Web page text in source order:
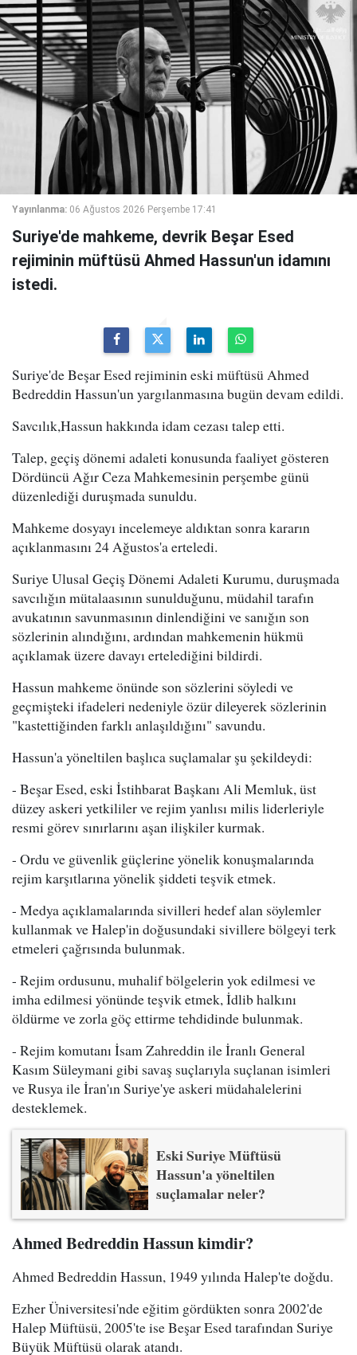
Yayınlanma: 06 Ağustos 2026 Perşembe 17:41
Suriye'de mahkeme, devrik Beşar Esed
rejiminin müftüsü Ahmed Hassun'un idamını
istedi.
Suriye'de Beşar Esed rejiminin eski müftüsü Ahmed
Bedreddin Hassun'un yargılanmasına bugün devam edildi.
Savcılık,Hassun hakkında idam cezası talep etti.
Talep, geçiş dönemi adaleti konusunda faaliyet gösteren
Dördüncü Ağır Ceza Mahkemesinin perşembe günü
düzenlediği duruşmada sunuldu.
Mahkeme dosyayı incelemeye aldıktan sonra kararın
açıklanmasını 24 Ağustos'a erteledi.
Suriye Ulusal Geçiş Dönemi Adaleti Kurumu, duruşmada
savcılığın mütalaasının sunulduğunu, müdahil tarafın
avukatının savunmasının dinlendiğini ve sanığın son
sözlerinin alındığını, ardından mahkemenin hükmü
açıklamak üzere davayı ertelediğini bildirdi.
Hassun mahkeme önünde son sözlerini söyledi ve
geçmişteki ifadeleri nedeniyle özür dileyerek sözlerinin
"kastettiğinden farklı anlaşıldığını" savundu.
Hassun'a yöneltilen başlıca suçlamalar şu şekildeydi:
- Beşar Esed, eski İstihbarat Başkanı Ali Memluk, üst
düzey askeri yetkililer ve rejim yanlısı milis liderleriyle
resmi görev sınırlarını aşan ilişkiler kurmak.
- Ordu ve güvenlik güçlerine yönelik konuşmalarında
rejim karşıtlarına yönelik şiddeti teşvik etmek.
- Medya açıklamalarında sivilleri hedef alan söylemler
kullanmak ve Halep'in doğusundaki sivillere bölgeyi terk
etmeleri çağrısında bulunmak.
- Rejim ordusunu, muhalif bölgelerin yok edilmesi ve
imha edilmesi yönünde teşvik etmek, İdlib halkını
öldürme ve zorla göç ettirme tehdidinde bulunmak.
- Rejim komutanı İsam Zahreddin ile İranlı General
Kasım Süleymani gibi savaş suçlarıyla suçlanan isimleri
ve Rusya ile İran'ın Suriye'ye askeri müdahalelerini
desteklemek.
Eski Suriye Müftüsü
Hassun'a yöneltilen
suçlamalar neler?
Ahmed Bedreddin Hassun kimdir?
Ahmed Bedreddin Hassun, 1949 yılında Halep'te doğdu.
Ezher Üniversitesi'nde eğitim gördükten sonra 2002'de
Halep Müftüsü, 2005'te ise Beşar Esed tarafından Suriye
Büyük Müftüsü olarak atandı.